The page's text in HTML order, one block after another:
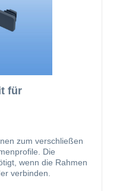
für
zum verschließen
Die
wenn die Rahmen
verbinden.